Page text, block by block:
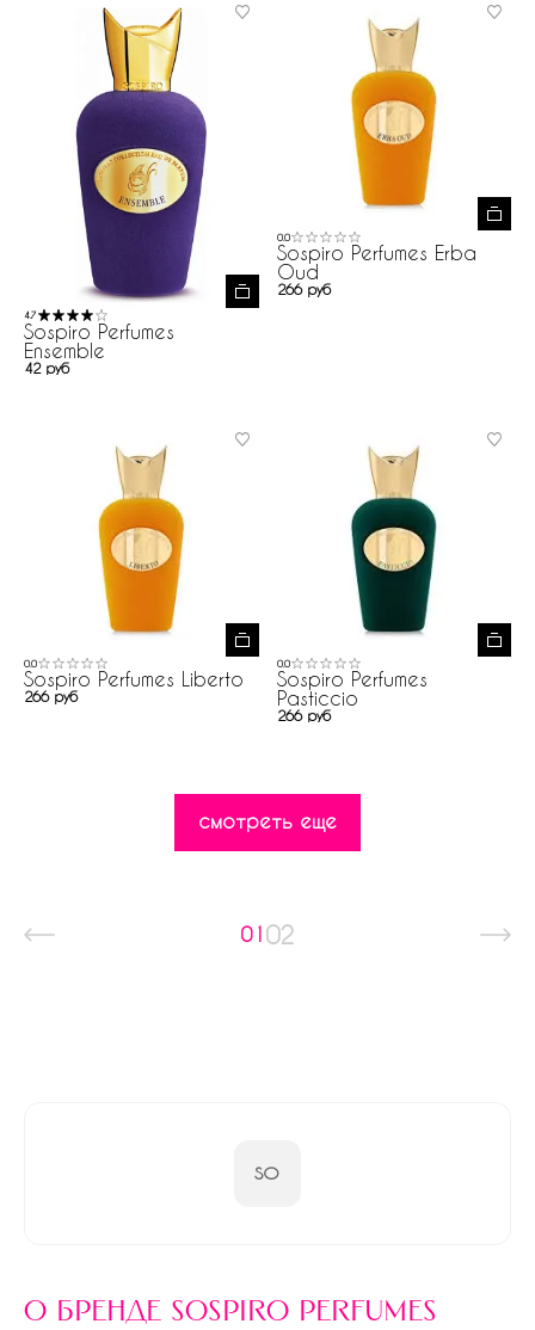
4.7
Sospiro Perfumes
Ensemble
42 руб
0.0
Sospiro Perfumes Erba
Oud
266 руб
0.0
Sospiro Perfumes Liberto
266 руб
0.0
Sospiro Perfumes
Pasticcio
266 руб
смотреть еще
01 02
SO
о бренде sospiro perfumes